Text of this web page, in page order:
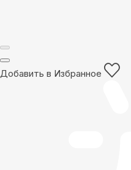
Добавить в Избранное